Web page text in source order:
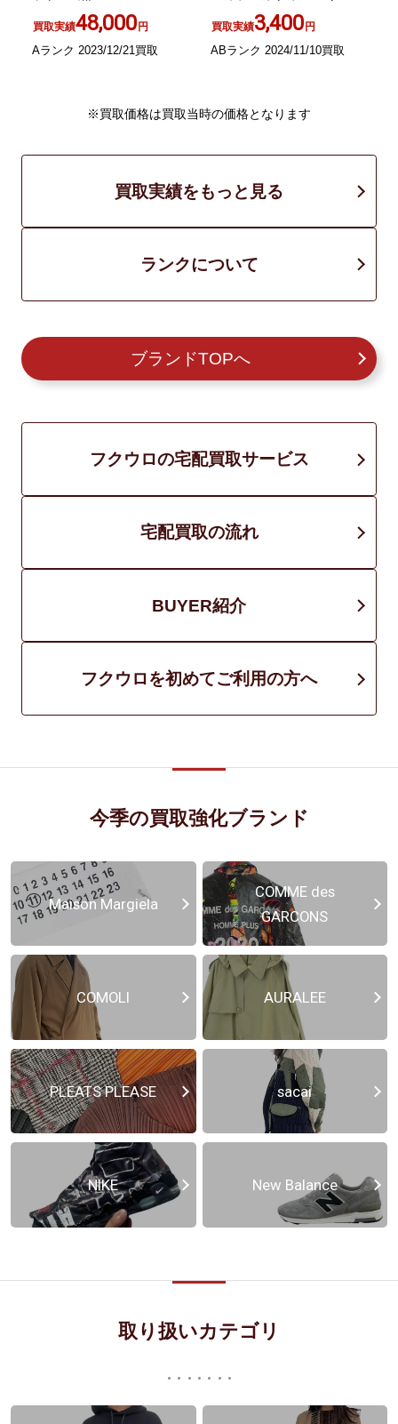
買取実績48,000円
Aランク 2023/12/21買取
オーバーサイズ 40 M 黒 ブ
ラック
買取実績3,400円
ABランク 2024/11/10買取
※買取価格は買取当時の価格となります
買取実績をもっと見る
ランクについて
ブランドTOPへ
フクウロの宅配買取サービス
宅配買取の流れ
BUYER紹介
フクウロを初めてご利用の方へ
今季の買取強化ブランド
Maison Margiela
COMME des
GARCONS
COMOLI AURALEE
PLEATS PLEASE sacai
NIKE New Balance
取り扱いカテゴリ